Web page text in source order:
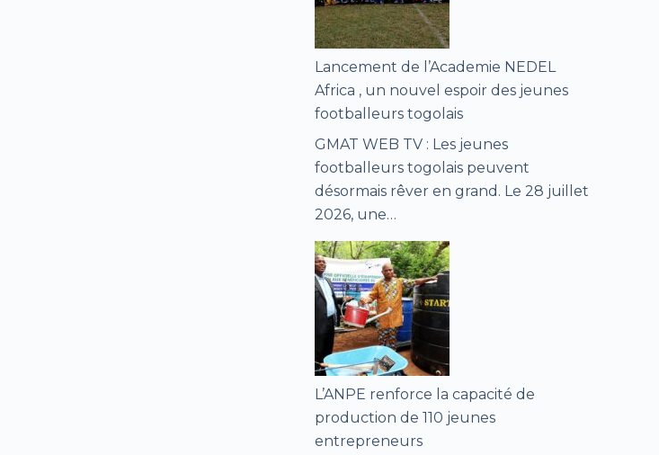
Lancement de l’Academie NEDEL
Africa , un nouvel espoir des jeunes
footballeurs togolais
GMAT WEB TV : Les jeunes
footballeurs togolais peuvent
désormais rêver en grand. Le 28 juillet
2026, une…
L’ANPE renforce la capacité de
production de 110 jeunes
entrepreneurs